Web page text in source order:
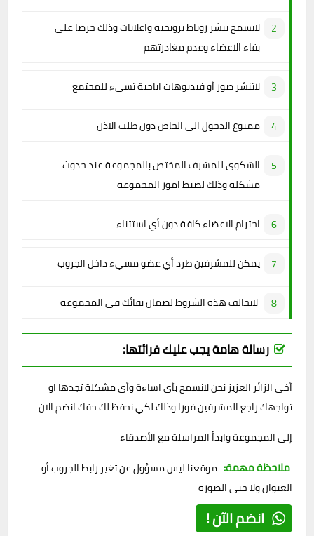
لايسمح بنشر روباط ترويجية واعلانات وذلك حرصا على
بقاء الاعضاء وعدم مغادرتهم
لاتنشر صور أو فيديوهات اباحية تسيء للمجتمع
ممنوع الدخول الى الخاص دون طلب الاذن
الشكوى للمشرف المختص بالمجموعة عند حدوث
مشكلة وذلك لضبط امور المجموعة
احترام الاعضاء كافة دون أي استثناء
يمكن للمشرفين طرد أي عضو مسيء داخل الجروب
لاتخالف هذه الشروط لضمان بقائك في المجموعة
رسالة هامة يجب عليك قرائتها:
أخي الزائر العزيز نحن لانسمح بأي اساءة وأي مشكلة تجدها او
تواجهك راجع المشرفين فورا وذلك لكي نحفظ لك حقك انضم الان
إلى المجموعة وابدأ المراسلة مع الأصدقاء
ملاحظة مهمة: موقعنا ليس مسؤول عن تغير رابط الجروب أو
العنوان ولا حتى الصورة
انضم الآن !